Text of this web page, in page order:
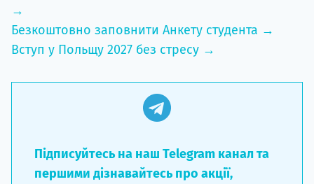
→
Безкоштовно заповнити Анкету студента →
Вступ у Польщу 2027 без стресу →
Підписуйтесь на наш Telegram канал та
першими дізнавайтесь про акції,